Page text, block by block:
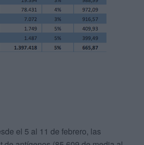
el 5 al 11 de febrero, las